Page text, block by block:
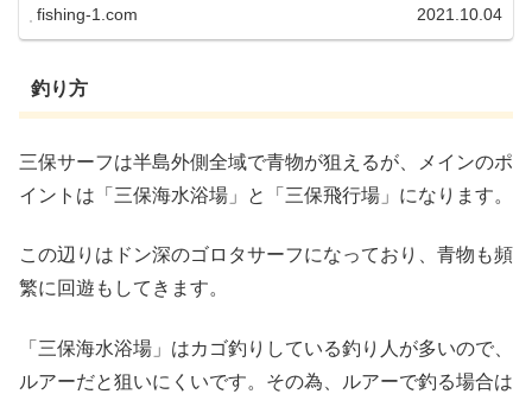
fishing-1.com 2021.10.04
釣り方
三保サーフは半島外側全域で青物が狙えるが、メインのポ
イントは「三保海水浴場」と「三保飛行場」になります。
この辺りはドン深のゴロタサーフになっており、青物も頻
繁に回遊もしてきます。
「三保海水浴場」はカゴ釣りしている釣り人が多いので、
ルアーだと狙いにくいです。その為、ルアーで釣る場合は